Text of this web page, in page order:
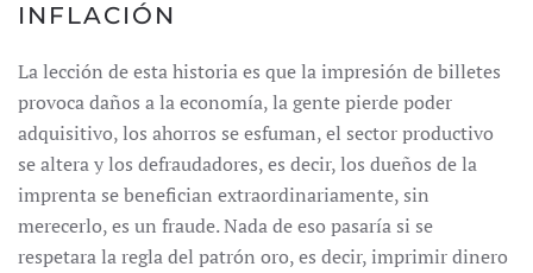
INFLACIÓN
La lección de esta historia es que la impresión de billetes
provoca daños a la economía, la gente pierde poder
adquisitivo, los ahorros se esfuman, el sector productivo
se altera y los defraudadores, es decir, los dueños de la
imprenta se benefician extraordinariamente, sin
merecerlo, es un fraude. Nada de eso pasaría si se
respetara la regla del patrón oro, es decir, imprimir dinero